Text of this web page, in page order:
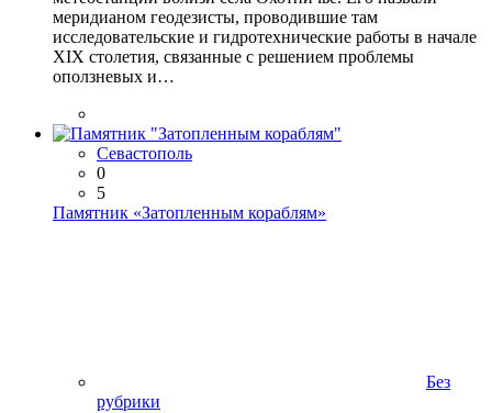
меридианом геодезисты, проводившие там
исследовательские и гидротехнические работы в начале
XIX столетия, связанные с решением проблемы
оползневых и…
Севастополь
0
5
Памятник «Затопленным кораблям»
Без
рубрики